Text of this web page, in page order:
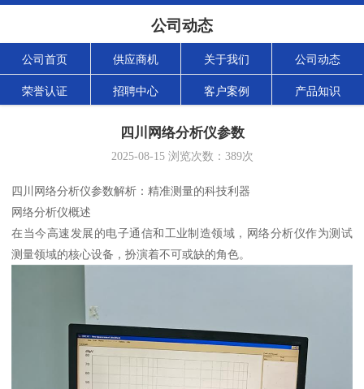
公司动态
公司首页 供应商机 关于我们 公司动态
荣誉认证 招聘中心 客户案例 产品知识
四川网络分析仪参数
2025-08-15浏览次数： 389次
四川网络分析仪参数解析：精准测量的科技利器
网络分析仪概述
在当今高速发展的电子通信和工业制造领域，网络分析仪作为测试
测量领域的核心设备，扮演着不可或缺的角色。